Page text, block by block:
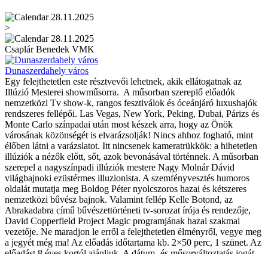
28.11.2025
>
28.11.2025
Csaplár Benedek VMK
Dunaszerdahely város
Egy felejthetetlen este résztvevői lehetnek, akik ellátogatnak az
Illúzió Mesterei showműsorra. A műsorban szereplő előadók
nemzetközi Tv show-k, rangos fesztiválok és óceánjáró luxushajók
rendszeres fellépői. Las Vegas, New York, Peking, Dubai, Párizs és
Monte Carlo színpadai után most készek arra, hogy az Önök
városának közönségét is elvarázsolják! Nincs ahhoz fogható, mint
élőben látni a varázslatot. Itt nincsenek kameratrükkök: a hihetetlen
illúziók a nézők előtt, sőt, azok bevonásával történnek. A műsorban
szerepel a nagyszínpadi illúziók mestere Nagy Molnár Dávid
világbajnoki ezüstérmes illuzionista. A szemfényvesztés humoros
oldalát mutatja meg Boldog Péter nyolcszoros hazai és kétszeres
nemzetközi bűvész bajnok. Valamint fellép Kelle Botond, az
Abrakadabra című bűvészettörténeti tv-sorozat írója és rendezője,
David Copperfield Project Magic programjának hazai szakmai
vezetője. Ne maradjon le erről a felejthetetlen élményről, vegye meg
a jegyét még ma! Az előadás időtartama kb. 2×50 perc, 1 szünet. Az